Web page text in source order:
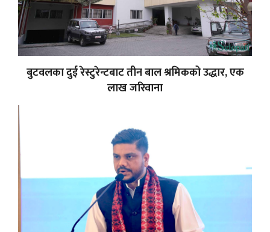
बुटवलका दुई रेस्टुरेन्टबाट तीन बाल श्रमिकको उद्धार, एक
लाख जरिवाना